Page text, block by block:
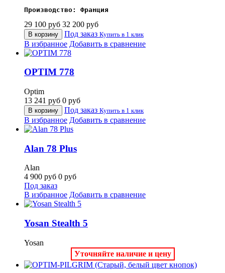
Производство: Франция
29 100 руб 32 200 руб
В корзину Под заказ Купить в 1 клик
В избранное Добавить в сравнение
OPTIM 778
Optim
13 241 руб 0 руб
В корзину Под заказ Купить в 1 клик
В избранное Добавить в сравнение
Alan 78 Plus
Alan
4 900 руб 0 руб
Под заказ
В избранное Добавить в сравнение
Yosan Stealth 5
Yosan
Уточняйте наличие и цену